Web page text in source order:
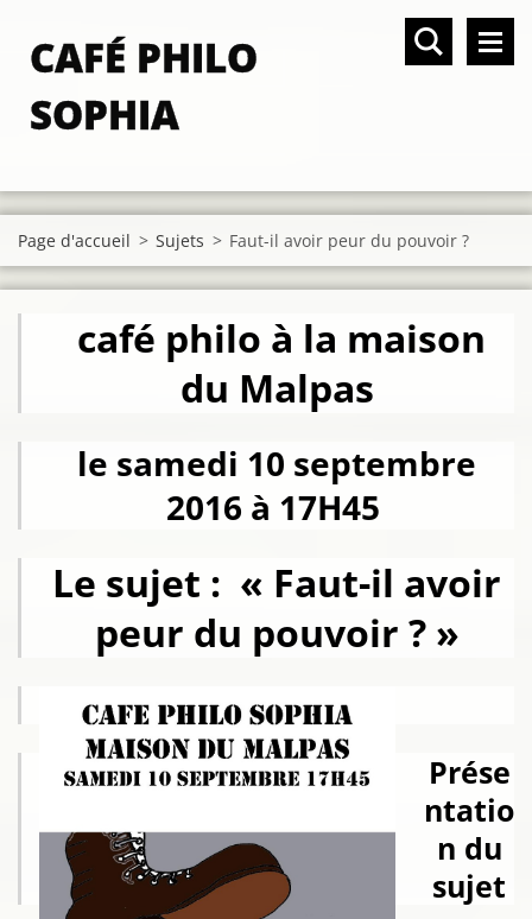
CAFÉ PHILO
SOPHIA
Page d'accueil > Sujets > Faut-il avoir peur du pouvoir ?
café philo à la maison
du Malpas
le samedi 10 septembre
2016 à 17H45
Le sujet : « Faut-il avoir
peur du pouvoir ? »
Prése
ntatio
n du
sujet